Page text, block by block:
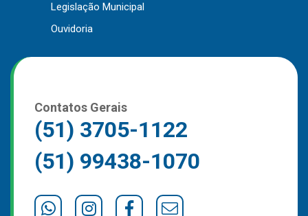
Legislação Municipal
Ouvidoria
Contatos Gerais
(51) 3705-1122
(51) 99438-1070